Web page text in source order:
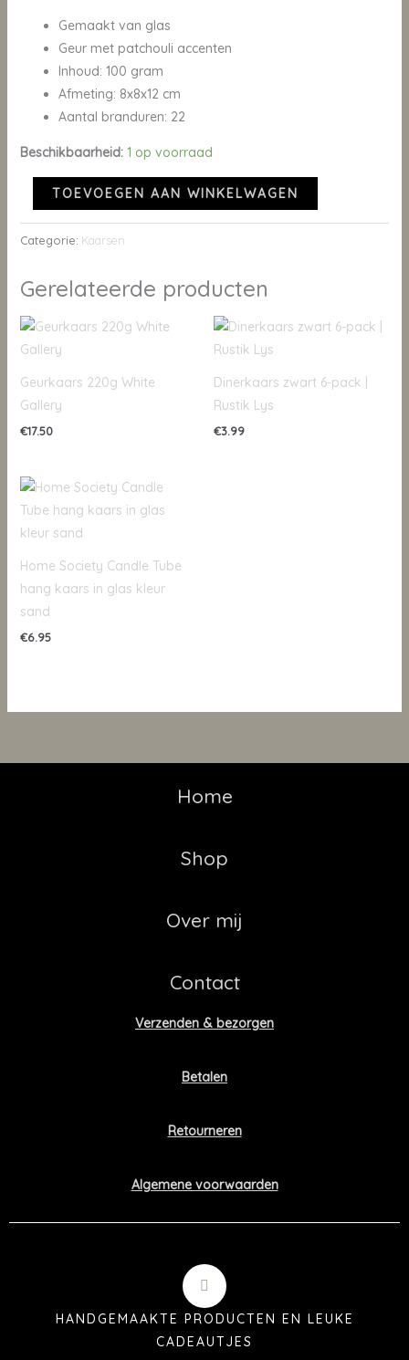
Gemaakt van glas
Geur met patchouli accenten
Inhoud: 100 gram
Afmeting: 8x8x12 cm
Aantal branduren: 22
Beschikbaarheid: 1 op voorraad
TOEVOEGEN AAN WINKELWAGEN
Categorie: Kaarsen
Gerelateerde producten
Geurkaars 220g White
Gallery
€17.50
Dinerkaars zwart 6-pack |
Rustik Lys
€3.99
Home Society Candle Tube
hang kaars in glas kleur
sand
€6.95
Home
Shop
Over mij
Contact
Verzenden & bezorgen
Betalen
Retourneren
Algemene voorwaarden
HANDGEMAAKTE PRODUCTEN EN LEUKE
CADEAUTJES